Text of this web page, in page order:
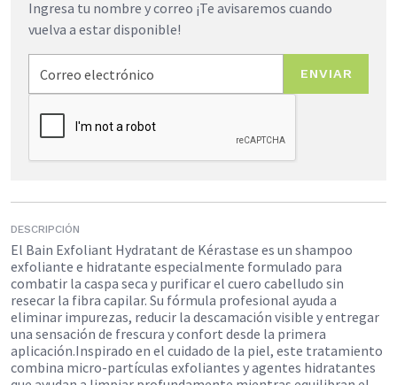
Ingresa tu nombre y correo ¡Te avisaremos cuando
vuelva a estar disponible!
ENVIAR
DESCRIPCIÓN
El Bain Exfoliant Hydratant de Kérastase es un shampoo
exfoliante e hidratante especialmente formulado para
combatir la caspa seca y purificar el cuero cabelludo sin
resecar la fibra capilar. Su fórmula profesional ayuda a
eliminar impurezas, reducir la descamación visible y entregar
una sensación de frescura y confort desde la primera
aplicación.​Inspirado en el cuidado de la piel, este tratamiento
combina micro-partículas exfoliantes y agentes hidratantes